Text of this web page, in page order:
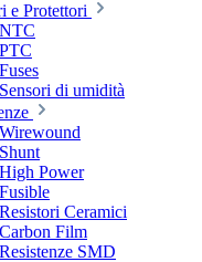
e Protettori
NTC
PTC
Fuses
Sensori di umidità
Wirewound
Shunt
High Power
Fusible
Resistori Ceramici
Carbon Film
Resistenze SMD